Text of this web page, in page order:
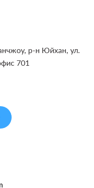
р-н Юйхан, ул.
701